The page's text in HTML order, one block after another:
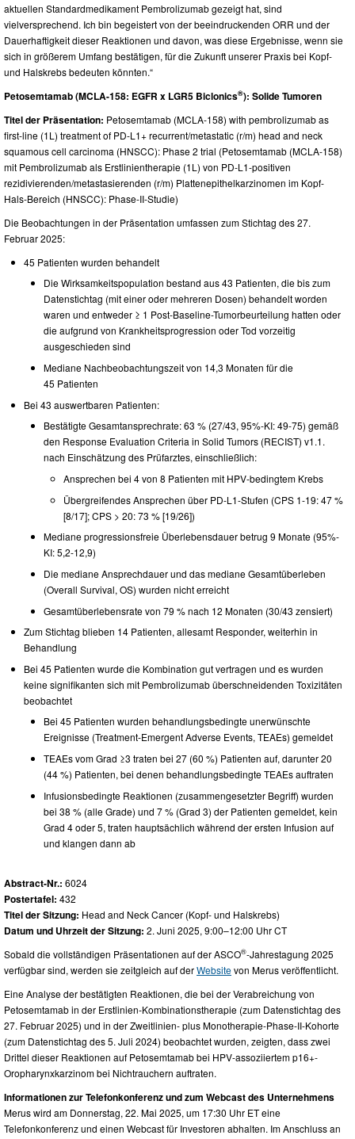
aktuellen Standardmedikament Pembrolizumab gezeigt hat, sind
vielversprechend. Ich bin begeistert von der beeindruckenden ORR und der
Dauerhaftigkeit dieser Reaktionen und davon, was diese Ergebnisse, wenn sie
sich in größerem Umfang bestätigen, für die Zukunft unserer Praxis bei Kopf-
und Halskrebs bedeuten könnten.“
Petosemtamab (MCLA-158: EGFR x LGR5 Biclonics®): Solide Tumoren
Titel der Präsentation: Petosemtamab (MCLA-158) with pembrolizumab as
first-line (1L) treatment of PD-L1+ recurrent/metastatic (r/m) head and neck
squamous cell carcinoma (HNSCC): Phase 2 trial (Petosemtamab (MCLA-158)
mit Pembrolizumab als Erstlinientherapie (1L) von PD-L1-positiven
rezidivierenden/metastasierenden (r/m) Plattenepithelkarzinomen im Kopf-
Hals-Bereich (HNSCC): Phase-II-Studie)
Die Beobachtungen in der Präsentation umfassen zum Stichtag des 27.
Februar 2025:
45 Patienten wurden behandelt
Die Wirksamkeitspopulation bestand aus 43 Patienten, die bis zum
Datenstichtag (mit einer oder mehreren Dosen) behandelt worden
waren und entweder ≥ 1 Post-Baseline-Tumorbeurteilung hatten oder
die aufgrund von Krankheitsprogression oder Tod vorzeitig
ausgeschieden sind
Mediane Nachbeobachtungszeit von 14,3 Monaten für die
45 Patienten
Bei 43 auswertbaren Patienten:
Bestätigte Gesamtansprechrate: 63 % (27/43, 95%-KI: 49-75) gemäß
den Response Evaluation Criteria in Solid Tumors (RECIST) v1.1.
nach Einschätzung des Prüfarztes, einschließlich:
Ansprechen bei 4 von 8 Patienten mit HPV-bedingtem Krebs
Übergreifendes Ansprechen über PD-L1-Stufen (CPS 1-19: 47 %
[8/17]; CPS > 20: 73 % [19/26])
Mediane progressionsfreie Überlebensdauer betrug 9 Monate (95%-
KI: 5,2-12,9)
Die mediane Ansprechdauer und das mediane Gesamtüberleben
(Overall Survival, OS) wurden nicht erreicht
Gesamtüberlebensrate von 79 % nach 12 Monaten (30/43 zensiert)
Zum Stichtag blieben 14 Patienten, allesamt Responder, weiterhin in
Behandlung
Bei 45 Patienten wurde die Kombination gut vertragen und es wurden
keine signifikanten sich mit Pembrolizumab überschneidenden Toxizitäten
beobachtet
Bei 45 Patienten wurden behandlungsbedingte unerwünschte
Ereignisse (Treatment-Emergent Adverse Events, TEAEs) gemeldet
TEAEs vom Grad ≥3 traten bei 27 (60 %) Patienten auf, darunter 20
(44 %) Patienten, bei denen behandlungsbedingte TEAEs auftraten
Infusionsbedingte Reaktionen (zusammengesetzter Begriff) wurden
bei 38 % (alle Grade) und 7 % (Grad 3) der Patienten gemeldet, kein
Grad 4 oder 5, traten hauptsächlich während der ersten Infusion auf
und klangen dann ab
Abstract-Nr.: 6024
Postertafel: 432
Titel der Sitzung: Head and Neck Cancer (Kopf- und Halskrebs)
Datum und Uhrzeit der Sitzung: 2. Juni 2025, 9:00–12:00 Uhr CT
Sobald die vollständigen Präsentationen auf der ASCO®-Jahrestagung 2025
verfügbar sind, werden sie zeitgleich auf derWebsitevon Merus veröffentlicht.
Eine Analyse der bestätigten Reaktionen, die bei der Verabreichung von
Petosemtamab in der Erstlinien-Kombinationstherapie (zum Datenstichtag des
27. Februar 2025) und in der Zweitlinien- plus Monotherapie-Phase-II-Kohorte
(zum Datenstichtag des 5. Juli 2024) beobachtet wurden, zeigten, dass zwei
Drittel dieser Reaktionen auf Petosemtamab bei HPV-assoziiertem p16+-
Oropharynxkarzinom bei Nichtrauchern auftraten.
Informationen zur Telefonkonferenz und zum Webcast des Unternehmens
Merus wird am Donnerstag, 22. Mai 2025, um 17:30 Uhr ET eine
Telefonkonferenz und einen Webcast für Investoren abhalten. Im Anschluss an